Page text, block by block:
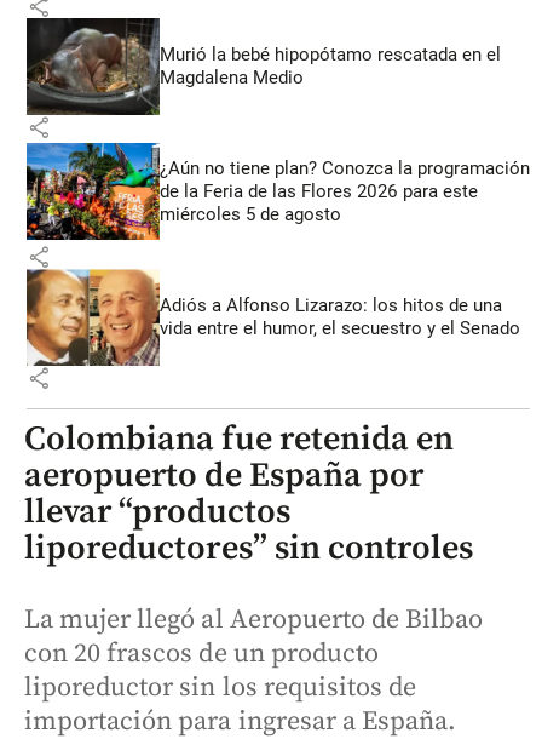
share
Murió la bebé hipopótamo rescatada en el
Magdalena Medio
share
¿Aún no tiene plan? Conozca la programación
de la Feria de las Flores 2026 para este
miércoles 5 de agosto
share
Adiós a Alfonso Lizarazo: los hitos de una
vida entre el humor, el secuestro y el Senado
share
Colombiana fue retenida en
aeropuerto de España por
llevar “productos
liporeductores” sin controles
La mujer llegó al Aeropuerto de Bilbao
con 20 frascos de un producto
liporeductor sin los requisitos de
importación para ingresar a España.